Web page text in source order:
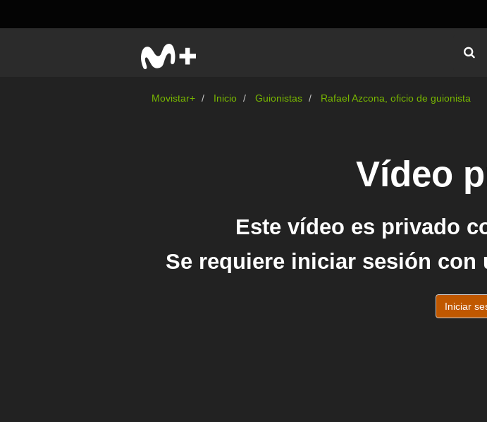
Movistar+ Inicio Guionistas Rafael Azcona, oficio de guionista